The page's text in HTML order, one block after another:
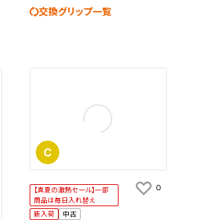
交換グリップ一覧
C
【真夏の激熱セール】一部
商品は毎日入れ替え
新入荷
中古
0